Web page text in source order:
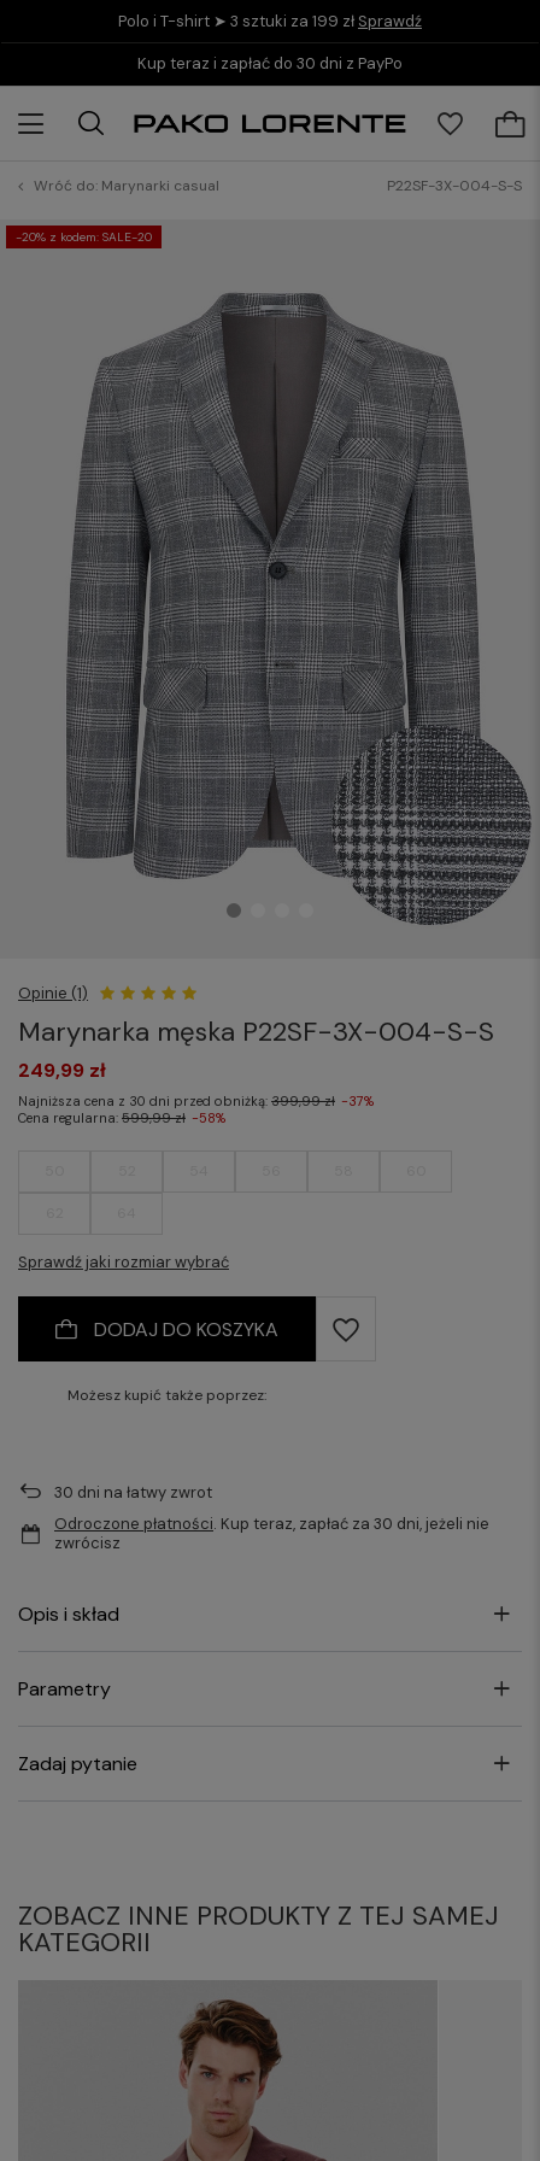
Polo i T-shirt ➤ 3 sztuki za 199 zł Sprawdź
Kup teraz i zapłać do 30 dni z PayPo
Wróć do: Marynarki casual P22SF-3X-004-S-S
-20% z kodem: SALE-20
Opinie (1)
Marynarka męska P22SF-3X-004-S-S
Sprawdź jaki rozmiar wybrać
249,99 zł
Najniższa cena z 30 dni przed obniżką: 399,99 zł -37%
Cena regularna: 599,99 zł -58%
DODAJ DO KOSZYKA
Możesz kupić także poprzez:
30 dni na łatwy zwrot
Odroczone płatności. Kup teraz, zapłać za 30 dni, jeżeli nie
zwrócisz
Opis i skład
Parametry
Zadaj pytanie
ZOBACZ INNE PRODUKTY Z TEJ SAMEJ
KATEGORII